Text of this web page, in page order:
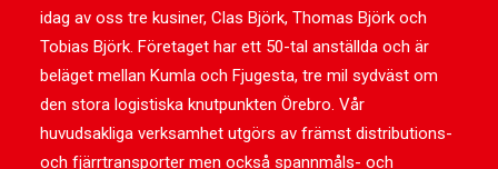
idag av oss tre kusiner, Clas Björk, Thomas Björk och
Tobias Björk. Företaget har ett 50-tal anställda och är
beläget mellan Kumla och Fjugesta, tre mil sydväst om
den stora logistiska knutpunkten Örebro. Vår
huvudsakliga verksamhet utgörs av främst distributions-
och fjärrtransporter men också spannmåls- och